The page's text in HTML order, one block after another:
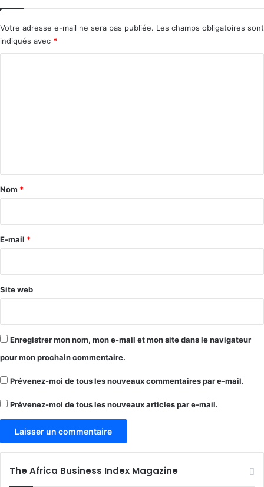
Votre adresse e-mail ne sera pas publiée. Les champs obligatoires sont
indiqués avec *
a
e
Nom *
E-mail *
Site web
Enregistrer mon nom, mon e-mail et mon site dans le navigateur
pour mon prochain commentaire.
Prévenez-moi de tous les nouveaux commentaires par e-mail.
Prévenez-moi de tous les nouveaux articles par e-mail.
The Africa Business Index Magazine